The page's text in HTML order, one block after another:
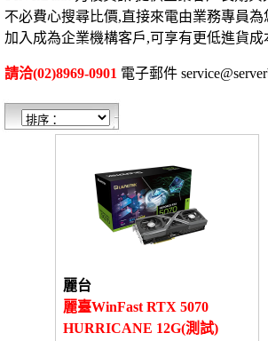
不必費心搜尋比價,直接來電由業務專員為
加入成為企業機構客戶,可享有更低進貨
請洽(02)8969-0901 電子郵件
麗台
麗臺WinFast RTX 5070
HURRICANE 12G(測試)